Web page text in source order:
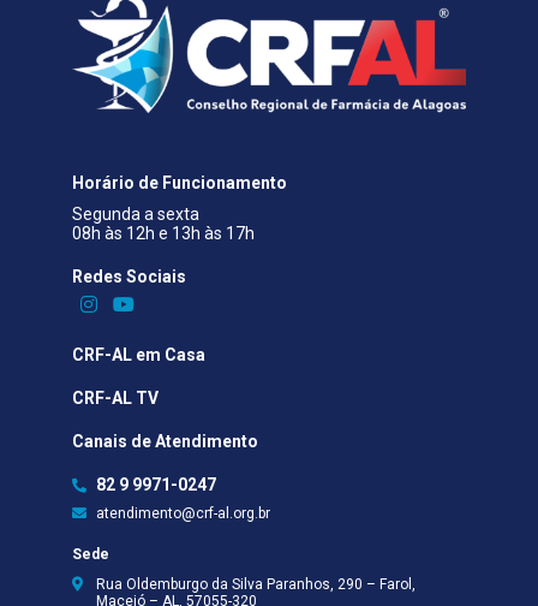
Horário de Funcionamento
Segunda a sexta
08h às 12h e 13h às 17h
Redes Sociais​
CRF-AL em Casa
CRF-AL TV
Canais de Atendimento
82 9 9971-0247
atendimento@crf-al.org.br
Sede
Rua Oldemburgo da Silva Paranhos, 290 – Farol,
Maceió – AL, 57055-320